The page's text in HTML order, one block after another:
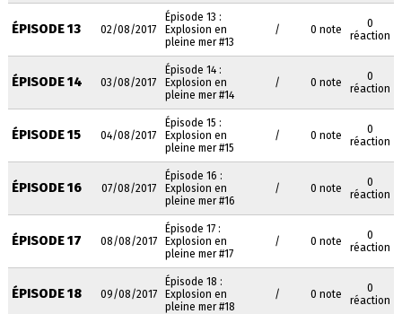
ÉPISODE 13 02/08/2017
Épisode 13 :
Explosion en
pleine mer #13
/ 0 note
0
réaction
ÉPISODE 14 03/08/2017
Épisode 14 :
Explosion en
pleine mer #14
/ 0 note
0
réaction
ÉPISODE 15 04/08/2017
Épisode 15 :
Explosion en
pleine mer #15
/ 0 note
0
réaction
ÉPISODE 16 07/08/2017
Épisode 16 :
Explosion en
pleine mer #16
/ 0 note
0
réaction
ÉPISODE 17 08/08/2017
Épisode 17 :
Explosion en
pleine mer #17
/ 0 note
0
réaction
ÉPISODE 18 09/08/2017
Épisode 18 :
Explosion en
pleine mer #18
/ 0 note
0
réaction